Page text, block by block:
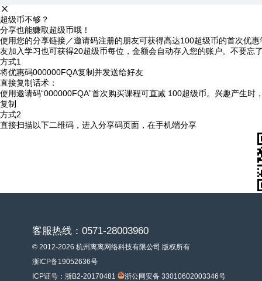
超级币不够？
分享也能赚取超级币哦！
使用您的分享链接／邀请码注册的朋友可获得高达100超级币的首次优
友加入学习也可获得20超级币每位，金额会自动存入您的账户。不要忘
方式1
将优惠码000000FQA复制并发送给好友
直接复制话术：
使用邀请码“000000FQA”首次购买课程可直减 100超级币。兴趣产生时
复制
方式2
直接扫描以下二维码，进入分享码页面，在手机端分享
客服热线：0571-28003960
© 2012-2026 杭州离离网络科技有限公司 版权所有
浙ICP备19052636号
ICP证号：浙B2-20170481
浙公网安备 33010602003346号